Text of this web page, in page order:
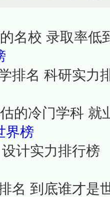
名校 录取率低
排名 科研实力
的冷门学科 就
界榜
计实力排行榜
名 到底谁才是